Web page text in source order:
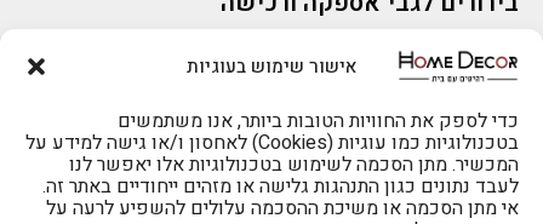
אישור שימוש בעוגיות
כדי לספק את החוויות הטובות ביותר, אנו משתמשים
בטכנולוגיות כמו עוגיות (Cookies) לאחסון ו/או גישה למידע על
המכשיר. מתן הסכמה לשימוש בטכנולוגיות אלו יאפשר לנו
לעבד נתונים כגון התנהגות גלישה או מזהים ייחודיים באתר זה.
אי מתן הסכמה או משיכת ההסכמה עלולים להשפיע לרעה על
בירור לגבי אספקה -ניתן לפנות למייל:
sigal@home-decor.co.il
פניות לפני רכישה – ניתן לפנות למייל: omer@home-
decor.co.il